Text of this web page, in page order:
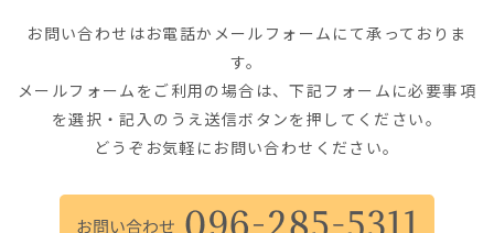
お問い合わせはお電話かメールフォームにて承っておりま
す。
メールフォームをご利用の場合は、下記フォームに必要事項
を選択・記入のうえ送信ボタンを押してください。
どうぞお気軽にお問い合わせください。